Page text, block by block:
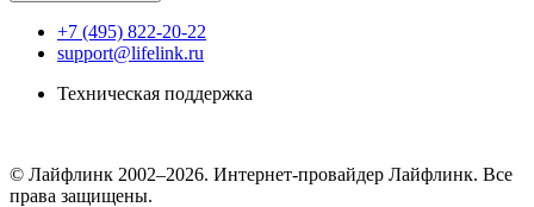
+7 (495) 822-20-22
support@lifelink.ru
Техническая поддержка
© Лайфлинк 2002–2026. Интернет-провайдер Лайфлинк. Все
права защищены.